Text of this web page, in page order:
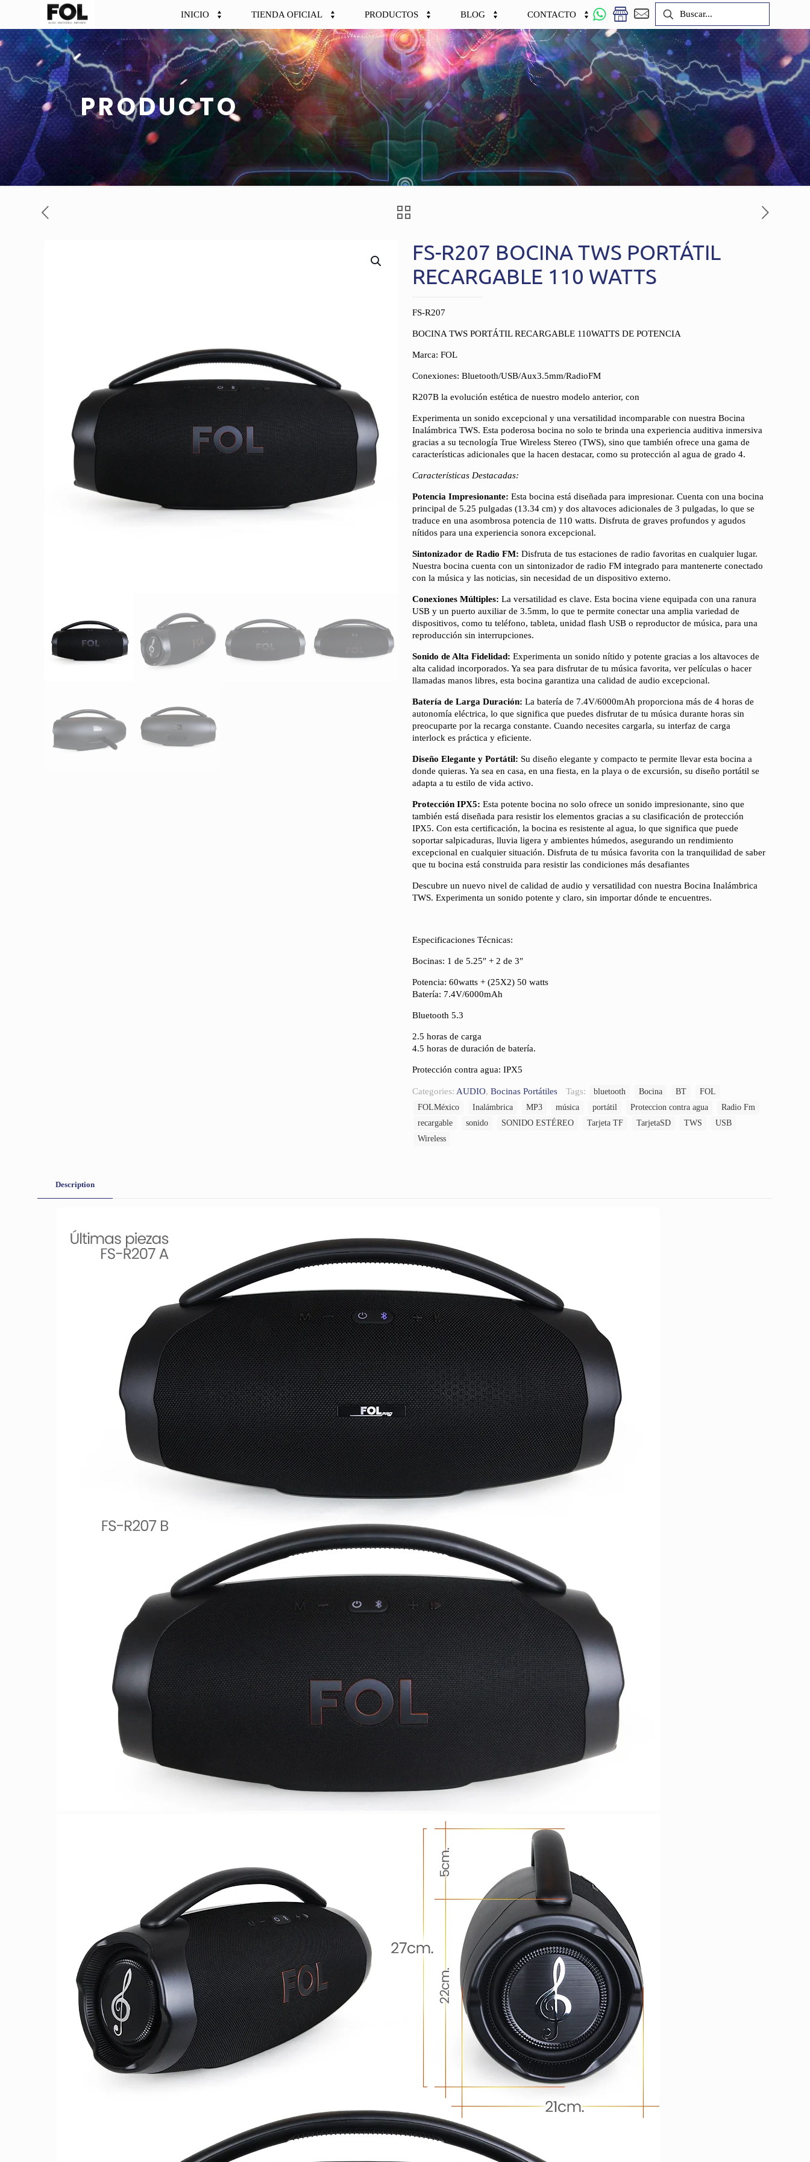
INICIO TIENDA OFICIAL PRODUCTOS BLOG CONTACTO
PRODUCTO
FS-R207 BOCINA TWS PORTÁTIL
RECARGABLE 110 WATTS
FS-R207
BOCINA TWS PORTÁTIL RECARGABLE 110WATTS DE POTENCIA
Marca: FOL
Conexiones: Bluetooth/USB/Aux3.5mm/RadioFM
R207B la evolución estética de nuestro modelo anterior, con
Experimenta un sonido excepcional y una versatilidad incomparable con nuestra Bocina
Inalámbrica TWS. Esta poderosa bocina no solo te brinda una experiencia auditiva inmersiva
gracias a su tecnología True Wireless Stereo (TWS), sino que también ofrece una gama de
características adicionales que la hacen destacar, como su protección al agua de grado 4.
Características Destacadas:
Potencia Impresionante: Esta bocina está diseñada para impresionar. Cuenta con una bocina
principal de 5.25 pulgadas (13.34 cm) y dos altavoces adicionales de 3 pulgadas, lo que se
traduce en una asombrosa potencia de 110 watts. Disfruta de graves profundos y agudos
nítidos para una experiencia sonora excepcional.
Sintonizador de Radio FM: Disfruta de tus estaciones de radio favoritas en cualquier lugar.
Nuestra bocina cuenta con un sintonizador de radio FM integrado para mantenerte conectado
con la música y las noticias, sin necesidad de un dispositivo externo.
Conexiones Múltiples: La versatilidad es clave. Esta bocina viene equipada con una ranura
USB y un puerto auxiliar de 3.5mm, lo que te permite conectar una amplia variedad de
dispositivos, como tu teléfono, tableta, unidad flash USB o reproductor de música, para una
reproducción sin interrupciones.
Sonido de Alta Fidelidad: Experimenta un sonido nítido y potente gracias a los altavoces de
alta calidad incorporados. Ya sea para disfrutar de tu música favorita, ver películas o hacer
llamadas manos libres, esta bocina garantiza una calidad de audio excepcional.
Batería de Larga Duración: La batería de 7.4V/6000mAh proporciona más de 4 horas de
autonomía eléctrica, lo que significa que puedes disfrutar de tu música durante horas sin
preocuparte por la recarga constante. Cuando necesites cargarla, su interfaz de carga
interlock es práctica y eficiente.
Diseño Elegante y Portátil: Su diseño elegante y compacto te permite llevar esta bocina a
donde quieras. Ya sea en casa, en una fiesta, en la playa o de excursión, su diseño portátil se
adapta a tu estilo de vida activo.
Protección IPX5: Esta potente bocina no solo ofrece un sonido impresionante, sino que
también está diseñada para resistir los elementos gracias a su clasificación de protección
IPX5. Con esta certificación, la bocina es resistente al agua, lo que significa que puede
soportar salpicaduras, lluvia ligera y ambientes húmedos, asegurando un rendimiento
excepcional en cualquier situación. Disfruta de tu música favorita con la tranquilidad de saber
que tu bocina está construida para resistir las condiciones más desafiantes
Descubre un nuevo nivel de calidad de audio y versatilidad con nuestra Bocina Inalámbrica
TWS. Experimenta un sonido potente y claro, sin importar dónde te encuentres.
Especificaciones Técnicas:
Bocinas: 1 de 5.25″ + 2 de 3″
Potencia: 60watts + (25X2) 50 watts
Batería: 7.4V/6000mAh
Bluetooth 5.3
2.5 horas de carga
4.5 horas de duración de batería.
Protección contra agua: IPX5
Categories: AUDIO, Bocinas Portátiles Tags: bluetooth Bocina BT
FOL
FOLMéxico
Inalámbrica MP3 música portátil Proteccion contra agua
Radio Fm
recargable
sonido SONIDO ESTÉREO Tarjeta TF TarjetaSD TWS
USB
Wireless
Description